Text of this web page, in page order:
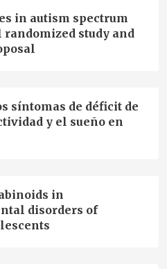
in autism spectrum
study and
síntomas de déficit de
y el sueño en
in
disorders of